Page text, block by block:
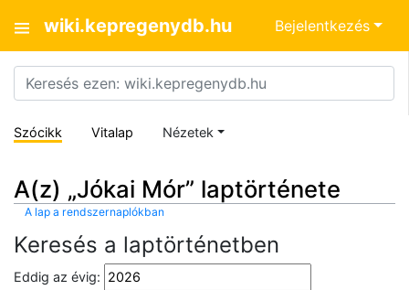
wiki.kepregenydb.hu Bejelentkezés
Szócikk Vitalap Nézetek
A(z) „Jókai Mór” laptörténete
A lap a rendszernaplókban
Keresés a laptörténetben
Eddig az évig: